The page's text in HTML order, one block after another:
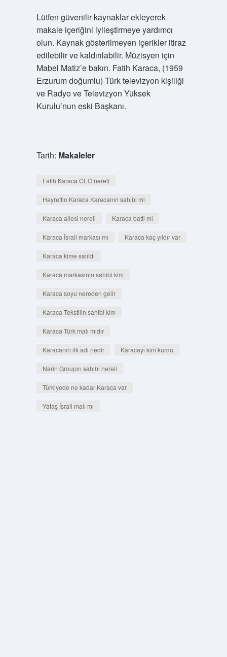
Lütfen güvenilir kaynaklar ekleyerek
makale içeriğini iyileştirmeye yardımcı
olun. Kaynak gösterilmeyen içerikler itiraz
edilebilir ve kaldırılabilir. Müzisyen için
Mabel Matiz’e bakın. Fatih Karaca, (1959
Erzurum doğumlu) Türk televizyon kişiliği
ve Radyo ve Televizyon Yüksek
Kurulu’nun eski Başkanı.
Tarih: Makaleler
Fatih Karaca CEO nereli
Hayrettin Karaca Karacanın sahibi mi
Karaca ailesi nereli Karaca batti mi
Karaca İsrail markası mı Karaca kaç yıldır var
Karaca kime satıldı
Karaca markasının sahibi kim
Karaca soyu nereden gelir
Karaca Tekstilin sahibi kim
Karaca Türk malı mıdır
Karacanın ilk adı nedir Karacayı kim kurdu
Narin Groupın sahibi nereli
Türkiyede ne kadar Karaca var
Yataş İsrail malı mı